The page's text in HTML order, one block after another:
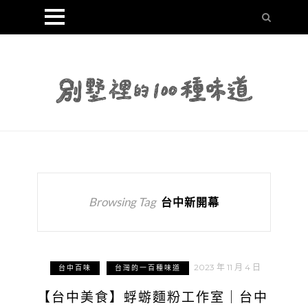
Browsing Tag 台中新開幕
台中百味 台灣的一百種味道 2023 年 11 月 4 日
【台中美食】蜉蝣麵粉工作室｜台中